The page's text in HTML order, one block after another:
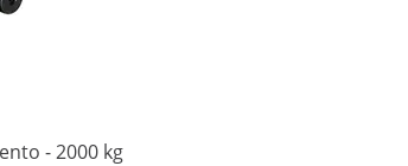
- 2000 kg
Systems
posiziona il dispositivo al centro del
non soggetto a usura funziona
meccanismo di sicurezza che